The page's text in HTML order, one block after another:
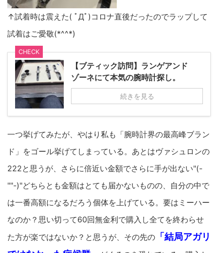
↑試着時は震えた( ﾟДﾟ)コロナ直後だったのでラップして
試着はご愛敬(*^^*)
CHECK
【ブティック訪問】ランゲアンド
ゾーネにて本気の腕時計探し。
続きを見る
一つ挙げてみたが、やはり私も「腕時計界の最高峰ブラン
ド」をゴール挙げてしまっている。あとはヴァシュロンの
222と思うが、さらに倍近い金額でさらに手が出ない"(-
""-)"どちらとも金額はとても届かないものの、自分の中で
は一番高額になるだろう個体を上げている。要はミーハー
なのか？思い切って60回無金利で購入し全てを終わらせ
た方が楽ではないか？と思うが、その先の 「結局アガリ